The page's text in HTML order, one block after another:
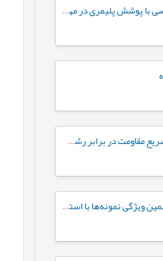
مروری بر کاربرد نانوذرات مغناطیسی با پوشش پلیمری در مهندسی بافت
مروری بر روش های اندازه گیری سریع مقاومت در برابر رشد آهسته ترک پلی اتیلن سنگین
مروری بر روش‌های پیش‌بینی و تخمین ویژگی نمونه‌ها با استفاده از روش‌های تجزیه‌ای و الگوریتم‌های یادگیری ماشین